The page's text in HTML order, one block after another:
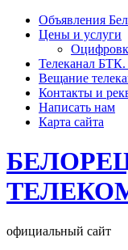
Объявления
Цены и услуги
Телеканал
Вещание
Контакты и
Написать нам
Карта сайта
официальный сайт